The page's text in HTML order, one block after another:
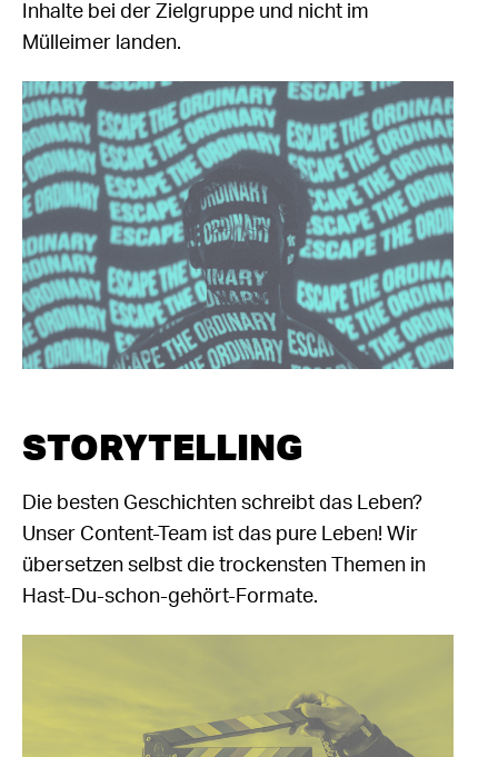
Inhalte bei der Zielgruppe und nicht im
Mülleimer landen.
STORYTELLING
Die besten Geschichten schreibt das Leben?
Unser Content-Team ist das pure Leben! Wir
übersetzen selbst die trockensten Themen in
Hast-Du-schon-gehört-Formate.